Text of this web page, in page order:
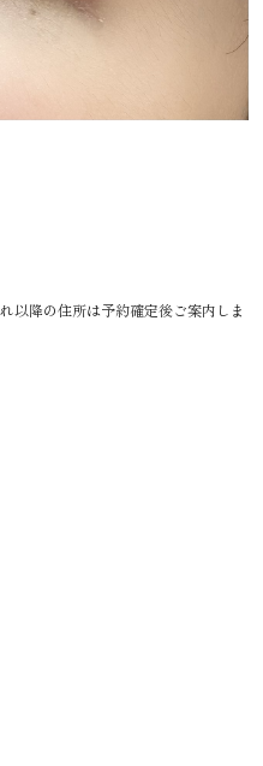
以降の住所は予約確定後ご案内しま